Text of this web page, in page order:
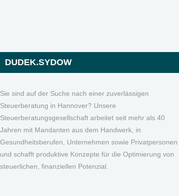
DUDEK.SYDOW
Sie sind auf der Suche nach einer zuverlässigen
Steuerberatung in Hannover? Unsere
Steuerberatungsgesellschaft arbeitet seit mehr als 40
Jahren mit Mandanten aus dem Handwerk, in
Gesundheitsberufen, Unternehmen sowie Privatpersonen
und schafft produktive Konzepte für die Optimierung von
steuerlichen, finanziellen Potenzial.